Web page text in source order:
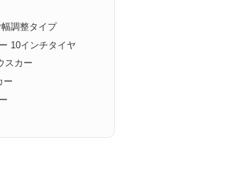
幅調整タイプ
10インチタイヤ
スカー
ー